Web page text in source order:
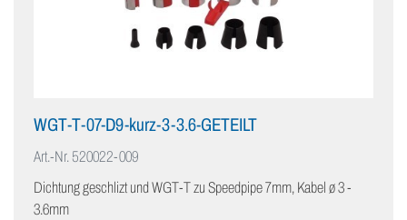
WGT-T-07-D9-kurz-3-3.6-GETEILT
Art.-Nr. 520022-009
Dichtung geschlizt und WGT-T zu Speedpipe 7mm, Kabel ø 3 -
3.6mm